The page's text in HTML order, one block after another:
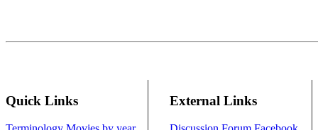
Quick Links External Links